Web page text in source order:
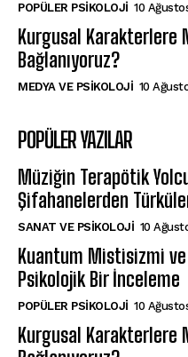
POPÜLER PSIKOLOJI 10
Kurgusal Karakterlere
Bağlanıyoruz?
MEDYA VE PSIKOLOJI 10
POPÜLER YAZILAR
Müziğin Terapötik
Şifahanelerden
SANAT VE PSIKOLOJI 10
Kuantum Mistisizmi ve
Psikolojik Bir İnceleme
POPÜLER PSIKOLOJI 10
Kurgusal Karakterlere